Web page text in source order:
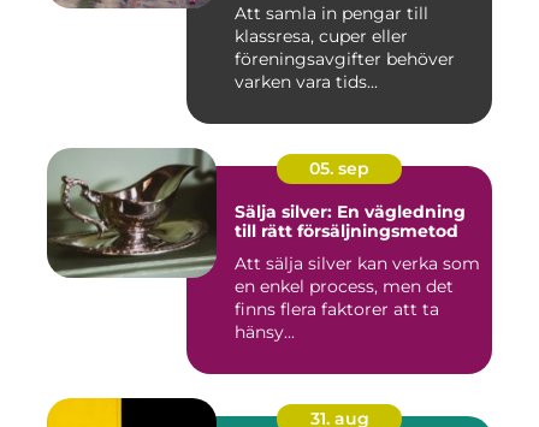
Att samla in pengar till
klassresa, cuper eller
föreningsavgifter behöver
varken vara tids...
05. sep
Sälja silver: En vägledning
till rätt försäljningsmetod
Att sälja silver kan verka som
en enkel process, men det
finns flera faktorer att ta
hänsy...
31. aug